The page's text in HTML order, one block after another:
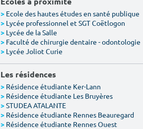
> Ecole des hautes études en santé publique
> Lycée professionnel et SGT Coëtlogon
> Lycée de la Salle
> Faculté de chirurgie dentaire - odontologie
> Lycée Joliot Curie
Les résidences
> Résidence étudiante Ker-Lann
> Résidence étudiante Les Bruyères
>STUDEA ATALANTE
> Résidence étudiante Rennes Beauregard
> Résidence étudiante Rennes Ouest